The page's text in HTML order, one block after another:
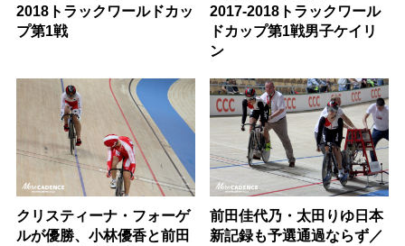
2018トラックワールドカッ
プ第1戦
2017-2018トラックワール
ドカップ第1戦男子ケイリ
ン
クリスティーナ・フォーゲ
ルが優勝、小林優香と前田
前田佳代乃・太田りゆ日本
新記録も予選通過ならず／